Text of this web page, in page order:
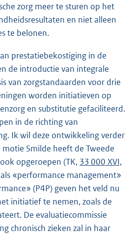
zorg meer te sturen op het
en niet alleen
te belonen.
prestatiebekostiging in de
de introductie van integrale
van zorgstandaarden voor drie
worden initiatieven op
en substitutie gefaciliteerd.
in de richting van
Ik wil deze ontwikkeling verder
Smilde heeft de Tweede
opgeroepen (TK, 33 000 XVI,
«performance management»
(P4P) geven het veld nu
initiatief te nemen, zoals de
De evaluatiecommissie
chronisch zieken zal in haar